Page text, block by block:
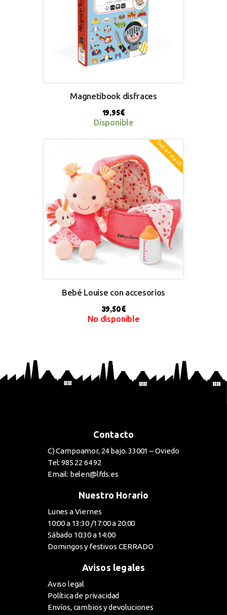
Magnetibook disfraces
19,95€
Disponible
Out of stock
Bebé Louise con accesorios
39,50€
No disponible
Contacto
C) Campoamor, 24 bajo. 33001 – Oviedo
Tel: 985 22 64 92
Email: belen@lfds.es
Nuestro Horario
Lunes a Viernes
10:00 a 13:30 /17:00 a 20:00
Sábado 10:30 a 14:00
Domingos y festivos CERRADO
Avisos legales
Aviso legal
Política de privacidad
Envíos, cambios y devoluciones